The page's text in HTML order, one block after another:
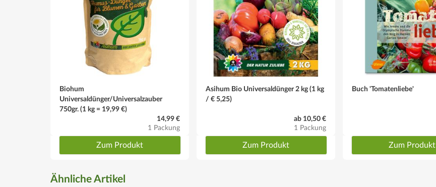
Biohum
Universaldünger/Universalzauber
750gr. (1 kg = 19,99 €)
14,99 €
1 Packung
Zum Produkt
Asihum Bio Universaldünger 2 kg (1 kg
/ € 5,25)
ab 10,50 €
1 Packung
Zum Produkt
Buch 'Tomatenliebe'
Zum Produkt
Ähnliche Artikel